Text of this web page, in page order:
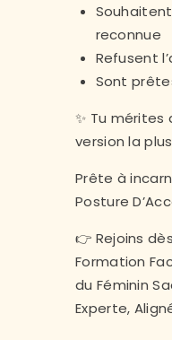
reconnue
Refusent
Sont
✨ Tu mérites
version la
Prête à
Posture
👉 Rejoins
Formation
du Féminin
Experte,